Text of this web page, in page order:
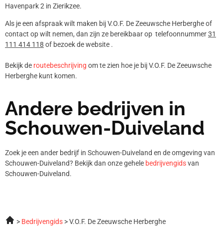
Havenpark 2 in Zierikzee.
Als je een afspraak wilt maken bij V.O.F. De Zeeuwsche Herberghe of
contact op wilt nemen, dan zijn ze bereikbaar op telefoonnummer31
111 414 118 of bezoek de website .
Bekijk de routebeschrijving om te zien hoe je bij V.O.F. De Zeeuwsche
Herberghe kunt komen.
Andere bedrijven in
Schouwen-Duiveland
Zoek je een ander bedrijf in Schouwen-Duiveland en de omgeving van
Schouwen-Duiveland? Bekijk dan onze gehele bedrijvengidsvan
Schouwen-Duiveland.
Bedrijvengids V.O.F. De Zeeuwsche Herberghe